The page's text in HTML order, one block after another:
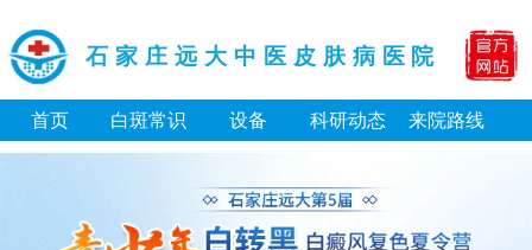
石家庄远大中医皮肤病医院
首页 白斑常识 设备 科研动态 来院路线